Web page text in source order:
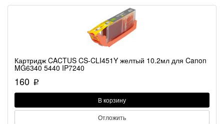
Картридж CACTUS CS-CLI451Y желтый 10.2мл для Canon
MG6340 5440 IP7240
160 p
В корзину
Отложить